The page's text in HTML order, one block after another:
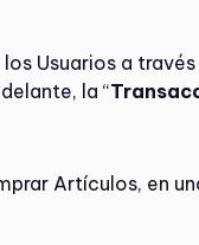
Usuarios a través
la “
Artículos, en